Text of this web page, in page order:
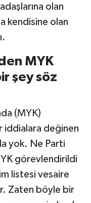
olan
kendisine olan
MYK
şey söz
(MYK)
iddialara değinen
yok. Ne Parti
görevlendirildi
listesi vesaire
Zaten böyle bir